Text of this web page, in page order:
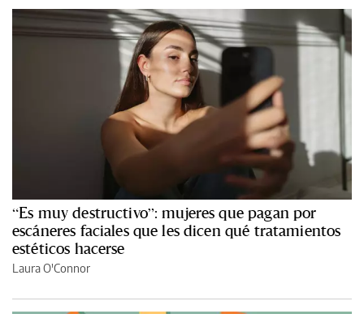
“Es muy destructivo”: mujeres que pagan por
escáneres faciales que les dicen qué tratamientos
estéticos hacerse
Laura O'Connor